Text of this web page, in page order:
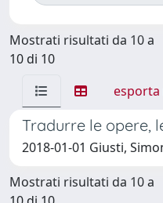
Mostrati risultati da 10 a
10 di 10
Tradurre le opere,
2018-01-01 Giusti,
Mostrati risultati da 10 a